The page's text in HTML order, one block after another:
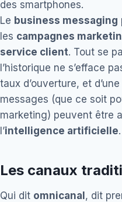
des smartphones.
Le business messaging
les campagnes
service client. Tout se
l’historique ne s’efface
taux d’ouverture, et d’une
messages (que ce soit
marketing) peuvent être
l’intelligence artificielle.
Les canaux
Qui dit omnicanal , dit